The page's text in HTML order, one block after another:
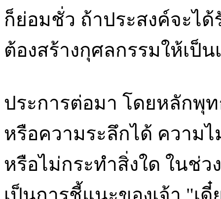
ก็ย่อมชั่ว ถ้าประสงค์จะไ
ต้องสร้างกุศลกรรมให้เป็
ประการต่อมา โดยหลักพุ
หรือความระลึกได้ ความ
หรือไม่กระทำสิ่งใด ในช่ว
เป็นการชี้แนะของเจ้า "เ